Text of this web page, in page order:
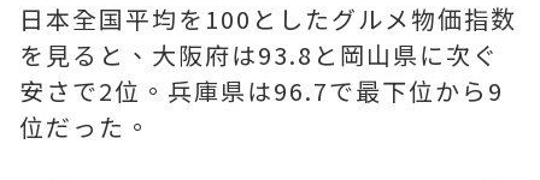
日本全国平均を100としたグルメ物価指数
を見ると、大阪府は93.8と岡山県に次ぐ
安さで2位。兵庫県は96.7で最下位から9
位だった。